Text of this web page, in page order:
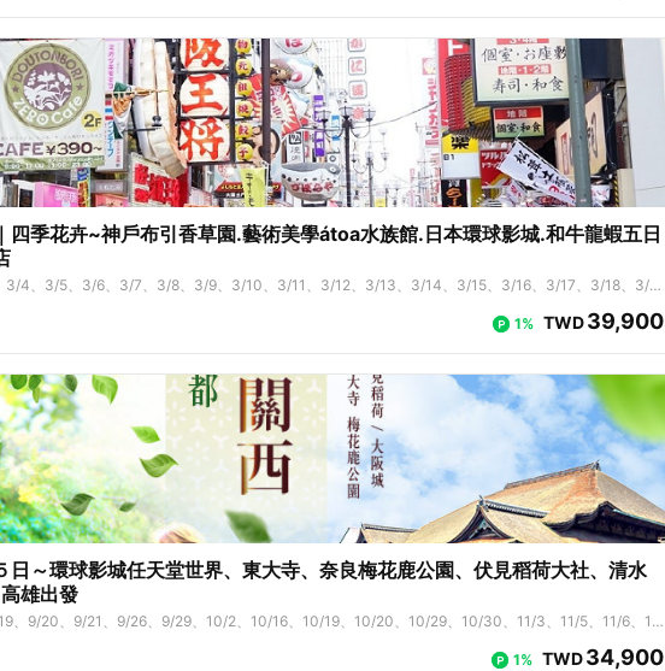
四季花卉~神戶布引香草園.藝術美學átoa水族館.日本環球影城.和牛龍蝦五日
3/4、3/5、3/6、3/7、3/8、3/9、3/10、3/11、3/12、3/13、3/14、3/15、3/16、3/17、3/18、3/1
4/21、4/22、4/23、4/24、4/25、4/26、4/27、5/1、5/2、5/3、5/4、5/5、5/6、5/7、5/8、5/9、
、6/1、6/2、6/3、6/4、6/5、6/6、6/7、6/8、6/9、6/10、6/11、6/12、6/13、6/14、6/15、6/1
6/20、6/21、6/22、6/23、6/24、6/25、6/26、6/27、6/28、6/29、6/30、8/23、8/24、8/25、8/2
8/30、8/31、9/1、9/2、9/3、9/4、9/5、9/6、9/7、9/8、9/9、9/10、9/11、9/12、9/13、9/14、9/
、9/19、9/20、9/21、9/22、9/23、9/24、9/25、9/26、9/27、9/28、9/29、9/30、10/1、10/2、1
、10/7、10/8、10/9、10/10、10/12、10/13、10/14、10/15、10/16、10/17、10/18、10/19、10/2
23、10/24、10/25、10/26、10/27、10/28、10/29、10/30、10/31
1% TWD39,900
日～環球影城任天堂世界、東大寺、奈良梅花鹿公園、伏見稻荷大社、清水
雄出發
、9/20、9/21、9/26、9/29、10/2、10/16、10/19、10/20、10/29、10/30、11/3、11/5、11/6、11/
1/7、1/8、1/11、1/12、1/15、1/18、1/26、1/29、2/14、2/15、2/19、2/20、2/22、2/23、3/1、3/
1% TWD34,900